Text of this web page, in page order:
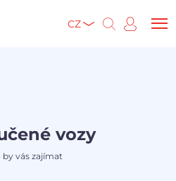
CZ
vozy
by vás zajímat